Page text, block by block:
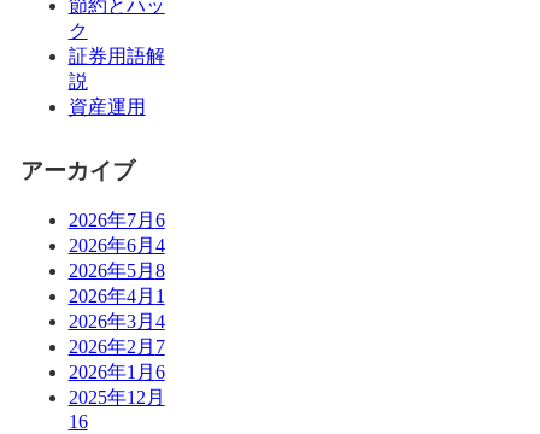
節約とハッ
ク
証券用語解
説
資産運用
アーカイブ
2026年7月 6
2026年6月 4
2026年5月 8
2026年4月 1
2026年3月 4
2026年2月 7
2026年1月 6
2025年12月
16